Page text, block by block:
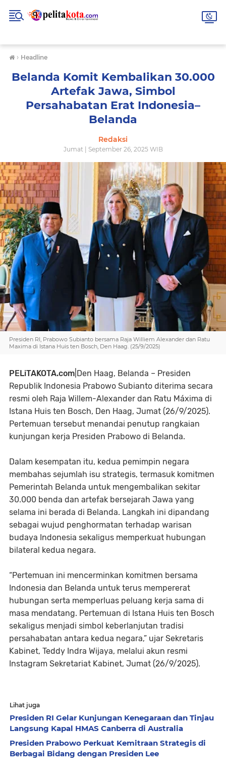
› Headline
Belanda Komit Kembalikan 30.000
Artefak Jawa, Simbol
Persahabatan Erat Indonesia–
Belanda
Redaksi
Jumat | September 26, 2025 WIB
Presiden RI, Prabowo Subianto bersama Raja Williem Alexander dan Ratu
Maxima di Istana Huis ten Bosch, Den Haag. (25/9/2025)
PELiTAKOTA.com |Den Haag, Belanda – Presiden
Republik Indonesia Prabowo Subianto diterima secara
resmi oleh Raja Willem-Alexander dan Ratu Máxima di
Istana Huis ten Bosch, Den Haag, Jumat (26/9/2025).
Pertemuan tersebut menandai penutup rangkaian
kunjungan kerja Presiden Prabowo di Belanda.
Dalam kesempatan itu, kedua pemimpin negara
membahas sejumlah isu strategis, termasuk komitmen
Pemerintah Belanda untuk mengembalikan sekitar
30.000 benda dan artefak bersejarah Jawa yang
selama ini berada di Belanda. Langkah ini dipandang
sebagai wujud penghormatan terhadap warisan
budaya Indonesia sekaligus memperkuat hubungan
bilateral kedua negara.
“Pertemuan ini mencerminkan komitmen bersama
Indonesia dan Belanda untuk terus mempererat
hubungan serta memperluas peluang kerja sama di
masa mendatang. Pertemuan di Istana Huis ten Bosch
sekaligus menjadi simbol keberlanjutan tradisi
persahabatan antara kedua negara,” ujar Sekretaris
Kabinet, Teddy Indra Wijaya, melalui akun resmi
Instagram Sekretariat Kabinet, Jumat (26/9/2025).
Lihat juga
Presiden RI Gelar Kunjungan Kenegaraan dan Tinjau
Langsung Kapal HMAS Canberra di Australia
Presiden Prabowo Perkuat Kemitraan Strategis di
Berbagai Bidang dengan Presiden Lee